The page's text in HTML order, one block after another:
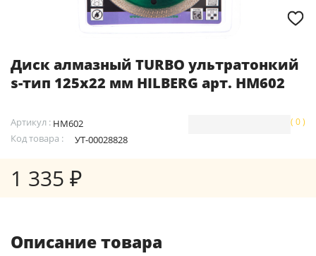
Диск алмазный TURBO ультратонкий
s-тип 125х22 мм HILBERG арт. HM602
Артикул : HM602
Код товара :
УТ-00028828
( 0 )
1 335 ₽
Описание товара